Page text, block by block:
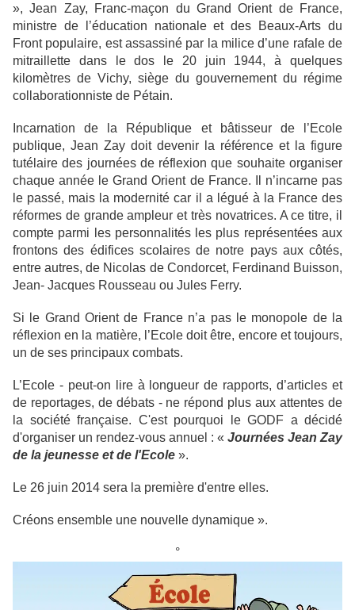
», Jean Zay, Franc-maçon du Grand Orient de France,
ministre de l’éducation nationale et des Beaux-Arts du
Front populaire, est assassiné par la milice d’une rafale de
mitraillette dans le dos le 20 juin 1944, à quelques
kilomètres de Vichy, siège du gouvernement du régime
collaborationniste de Pétain.
Incarnation de la République et bâtisseur de l’Ecole
publique, Jean Zay doit devenir la référence et la figure
tutélaire des journées de réflexion que souhaite organiser
chaque année le Grand Orient de France. Il n’incarne pas
le passé, mais la modernité car il a légué à la France des
réformes de grande ampleur et très novatrices. A ce titre, il
compte parmi les personnalités les plus représentées aux
frontons des édifices scolaires de notre pays aux côtés,
entre autres, de Nicolas de Condorcet, Ferdinand Buisson,
Jean- Jacques Rousseau ou Jules Ferry.
Si le Grand Orient de France n’a pas le monopole de la
réflexion en la matière, l’Ecole doit être, encore et toujours,
un de ses principaux combats.
L’Ecole - peut-on lire à longueur de rapports, d’articles et
de reportages, de débats - ne répond plus aux attentes de
la société française. C'est pourquoi le GODF a décidé
d'organiser un rendez-vous annuel : « Journées Jean Zay
de la jeunesse et de l'Ecole ».
Le 26 juin 2014 sera la première d'entre elles.
Créons ensemble une nouvelle dynamique ».
°